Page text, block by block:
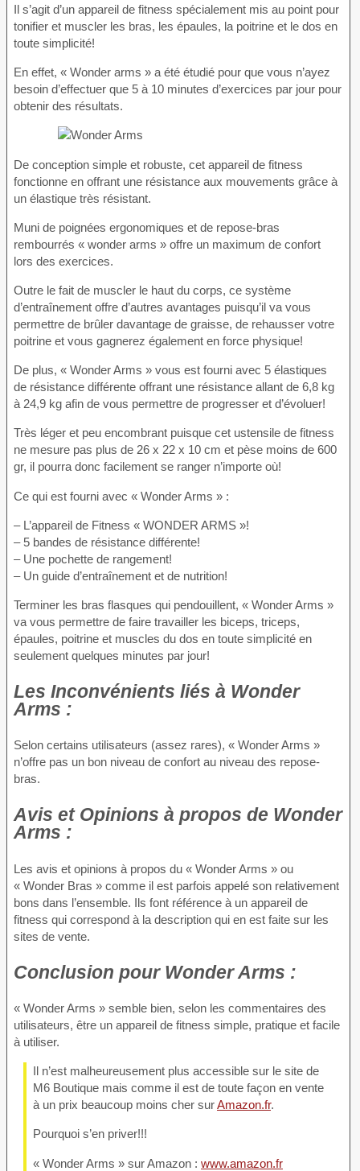
Il s’agit d’un appareil de fitness spécialement mis au point pour
tonifier et muscler les bras, les épaules, la poitrine et le dos en
toute simplicité!
En effet, « Wonder arms » a été étudié pour que vous n’ayez
besoin d’effectuer que 5 à 10 minutes d’exercices par jour pour
obtenir des résultats.
De conception simple et robuste, cet appareil de fitness
fonctionne en offrant une résistance aux mouvements grâce à
un élastique très résistant.
Muni de poignées ergonomiques et de repose-bras
rembourrés « wonder arms » offre un maximum de confort
lors des exercices.
Outre le fait de muscler le haut du corps, ce système
d’entraînement offre d’autres avantages puisqu’il va vous
permettre de brûler davantage de graisse, de rehausser votre
poitrine et vous gagnerez également en force physique!
De plus, « Wonder Arms » vous est fourni avec 5 élastiques
de résistance différente offrant une résistance allant de 6,8 kg
à 24,9 kg afin de vous permettre de progresser et d’évoluer!
Très léger et peu encombrant puisque cet ustensile de fitness
ne mesure pas plus de 26 x 22 x 10 cm et pèse moins de 600
gr, il pourra donc facilement se ranger n’importe où!
Ce qui est fourni avec « Wonder Arms » :
– L’appareil de Fitness « WONDER ARMS »!
– 5 bandes de résistance différente!
– Une pochette de rangement!
– Un guide d’entraînement et de nutrition!
Terminer les bras flasques qui pendouillent, « Wonder Arms »
va vous permettre de faire travailler les biceps, triceps,
épaules, poitrine et muscles du dos en toute simplicité en
seulement quelques minutes par jour!
Les Inconvénients liés à Wonder
Arms :
Selon certains utilisateurs (assez rares), « Wonder Arms »
n’offre pas un bon niveau de confort au niveau des repose-
bras.
Avis et Opinions à propos de Wonder
Arms :
Les avis et opinions à propos du « Wonder Arms » ou
« Wonder Bras » comme il est parfois appelé son relativement
bons dans l’ensemble. Ils font référence à un appareil de
fitness qui correspond à la description qui en est faite sur les
sites de vente.
Conclusion pour Wonder Arms :
« Wonder Arms » semble bien, selon les commentaires des
utilisateurs, être un appareil de fitness simple, pratique et facile
à utiliser.
Il n’est malheureusement plus accessible sur le site de
M6 Boutique mais comme il est de toute façon en vente
à un prix beaucoup moins cher surAmazon.fr.
Pourquoi s’en priver!!!
« Wonder Arms » sur Amazon : www.amazon.fr